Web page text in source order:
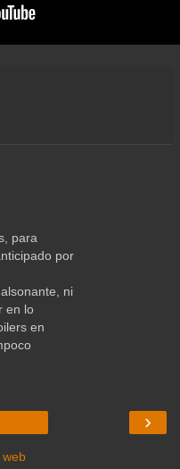
para
por
ni
en lo
en
›